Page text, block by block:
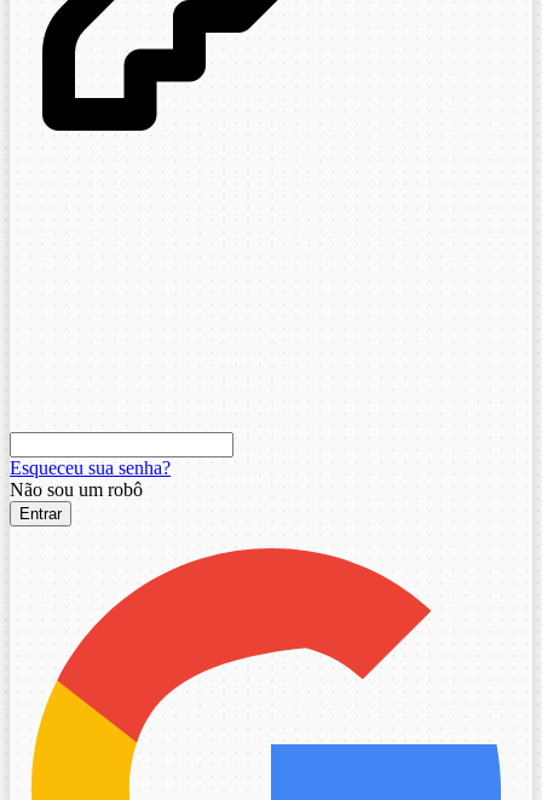
Esqueceu sua senha?
Não sou um robô
Entrar